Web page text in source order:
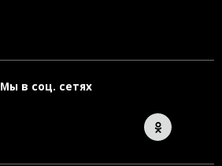
Мы в соц. сетях